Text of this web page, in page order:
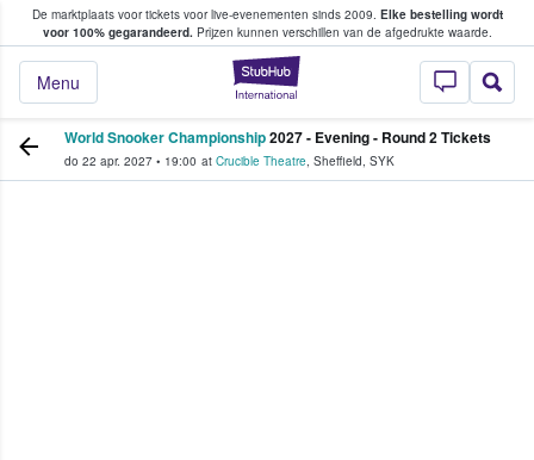
De marktplaats voor tickets voor live-evenementen sinds 2009. Elke bestelling wordt
voor 100% gegarandeerd.Prijzen kunnen verschillen van de afgedrukte waarde.
StubHub: waar
Menu
tickets kopen en verkopen
World Snooker Championship2027 - Evening - Round 2 Tickets
do 22 apr. 2027 • 19:00 at Crucible Theatre, Sheffield, SYK